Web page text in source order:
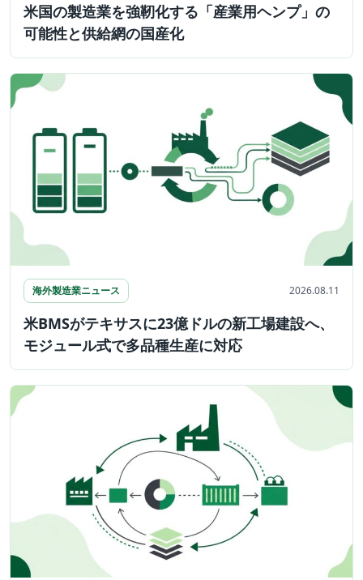
米国の製造業を強靭化する「産業用ヘンプ」の
可能性と供給網の国産化
海外製造業ニュース 2026.08.11
米BMSがテキサスに23億ドルの新工場建設へ、
モジュール式で多品種生産に対応